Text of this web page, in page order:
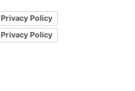
Privacy Policy
Privacy Policy